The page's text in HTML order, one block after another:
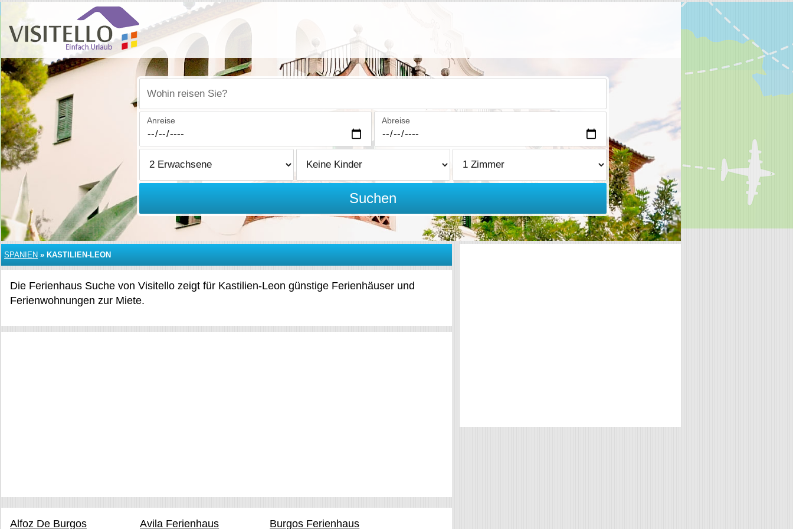
Wohin reisen Sie?
Anreise Abreise
Suchen
SPANIEN » KASTILIEN-LEON
Die Ferienhaus Suche von Visitello zeigt für Kastilien-Leon günstige Ferienhäuser und
Ferienwohnungen zur Miete.
Alfoz De Burgos Avila Ferienhaus Burgos Ferienhaus